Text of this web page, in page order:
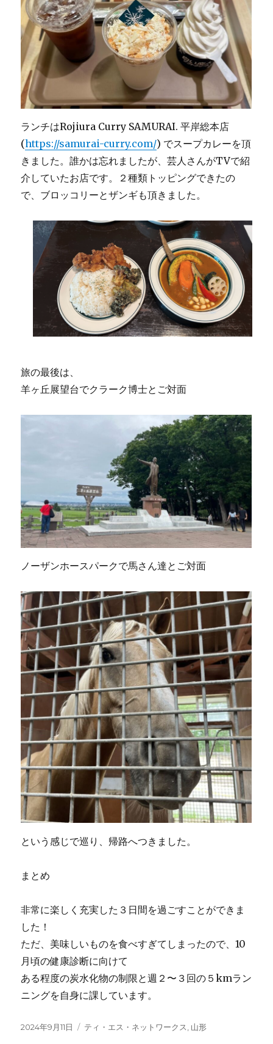
ランチはRojiura Curry SAMURAI. 平岸総本店
(https://samurai-curry.com/) でスープカレーを頂
きました。誰かは忘れましたが、芸人さんがTVで紹
介していたお店です。２種類トッピングできたの
で、ブロッコリーとザンギも頂きました。
旅の最後は、
羊ヶ丘展望台でクラーク博士とご対面
ノーザンホースパークで馬さん達とご対面
という感じで巡り、帰路へつきました。
まとめ
非常に楽しく充実した３日間を過ごすことができま
した！
ただ、美味しいものを食べすぎてしまったので、10
月頃の健康診断に向けて
ある程度の炭水化物の制限と週２〜３回の５kmラン
ニングを自身に課しています。
投
2024年9月11日
カ
ティ・エス・ネットワークス, 山形